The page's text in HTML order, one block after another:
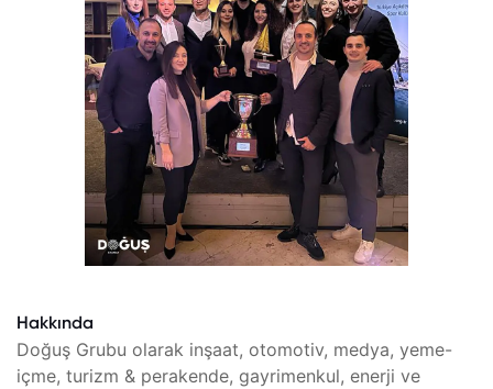
Hakkında
Doğuş Grubu olarak inşaat, otomotiv, medya, yeme-
içme, turizm & perakende, gayrimenkul, enerji ve